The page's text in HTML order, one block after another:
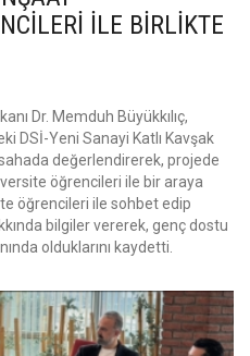
İLE BİRLİKTE
Dr. Memduh Büyükkılıç,
DSİ-Yeni Sanayi Katlı Kavşak
değerlendirerek, projede
öğrencileri ile bir araya
öğrencileri ile sohbet edip
bilgiler vererek, genç dostu
olduklarını kaydetti.